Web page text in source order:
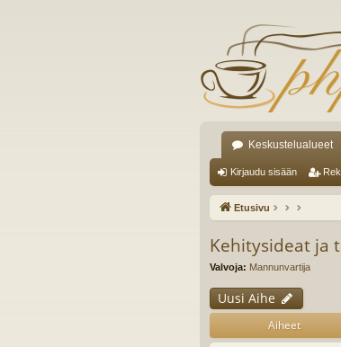
Keskustelualueet
Kirjaudu sisään
Etusivu
Kehitysideat ja
Valvoja: Mannunvartija
Uusi Aihe
Aiheet